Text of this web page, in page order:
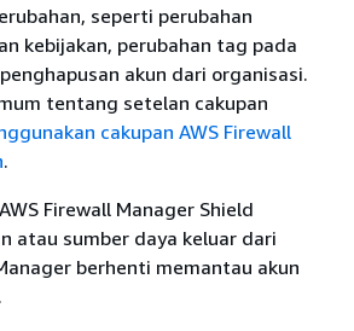
seperti perubahan
kebijakan, perubahan tag pada
akun dari organisasi.
tentang setelan cakupan
cakupan AWS Firewall
.
Firewall Manager Shield
atau sumber daya keluar dari
berhenti memantau akun